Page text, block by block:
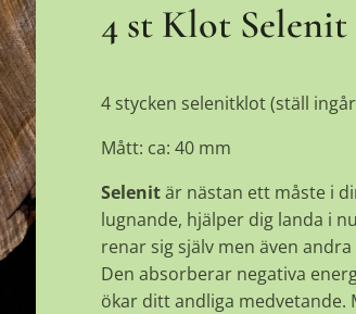
4 st Klot Selenit
4 stycken selenitklot (ställ
Mått: ca: 40 mm
Selenitär nästan ett måste i
lugnande, hjälper dig landa i
renar sig själv men även
Den absorberar negativa
ökar ditt andliga medvetande.